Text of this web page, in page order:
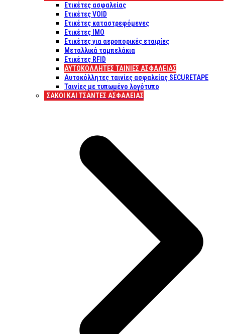
Ετικέτες ασφαλείας
Ετικέτες VOID
Ετικέτες καταστρεφόμενες
Ετικέτες IMO
Ετικέτες για αεροπορικές εταιρίες
Μεταλλικά ταμπελάκια
Ετικέτες RFID
ΑΥΤΟΚΌΛΛΗΤΕΣ ΤΑΙΝΊΕΣ ΑΣΦΑΛΕΊΑΣ
Αυτοκόλλητες ταινίες ασφαλείας SECURETAPE
Ταινίες με τυπωμένο λογότυπο
ΣΆΚΟΙ ΚΑΙ ΤΣΆΝΤΕΣ ΑΣΦΑΛΕΊΑΣ